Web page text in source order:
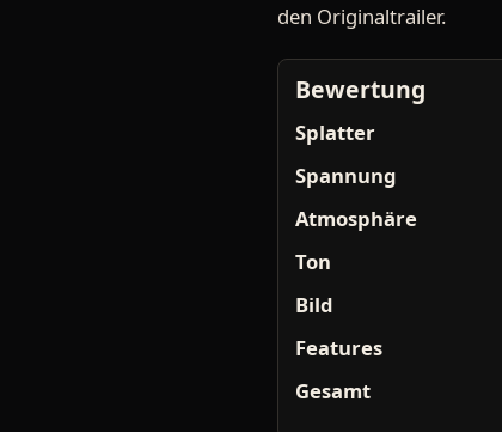
den Originaltrailer.
Bewertung
Splatter
Spannung
Atmosphäre
Ton
Bild
Features
Gesamt